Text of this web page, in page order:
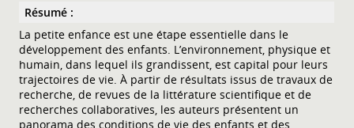
Résumé :
La petite enfance est une étape essentielle dans le
développement des enfants. L’environnement, physique et
humain, dans lequel ils grandissent, est capital pour leurs
trajectoires de vie. À partir de résultats issus de travaux de
recherche, de revues de la littérature scientifique et de
recherches collaboratives, les auteurs présentent un
panorama des conditions de vie des enfants et des